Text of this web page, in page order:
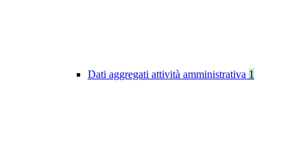
Dati aggregati attività amministrativa 1